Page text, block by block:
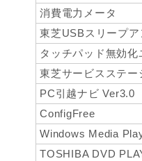
消費電力メータ
東芝USBスリープ
タッチパッド無効化
東芝サービスステー
PC引越ナビ Ver3.0
ConfigFree
Windows Media
TOSHIBA DVD